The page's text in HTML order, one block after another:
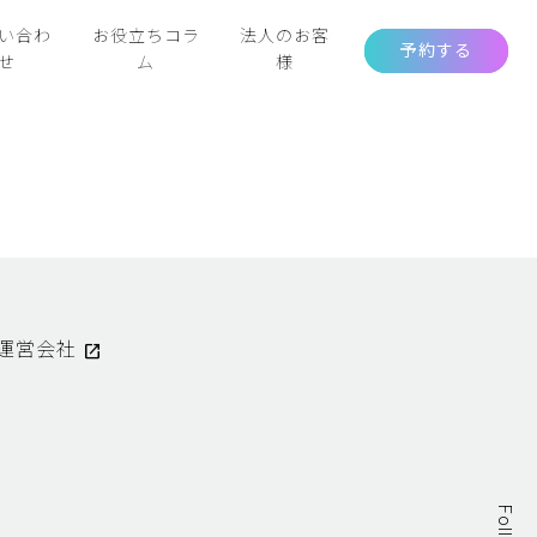
合わ
お役立ちコラ
ム
法人のお客
様
予約する
営会社